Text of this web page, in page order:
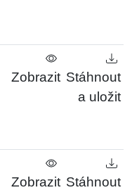
Zobrazit Stáhnout
a uložit
Zobrazit Stáhnout